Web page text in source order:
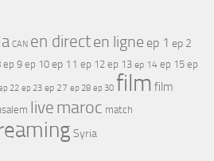
CAN en directen ligne ep 1 ep 2
ep 9 ep 10 ep 11 ep 12 ep 13 ep 14 ep 15 ep
22 ep 23 ep 27 ep 28 ep 30 film film
live maroc match
Syria